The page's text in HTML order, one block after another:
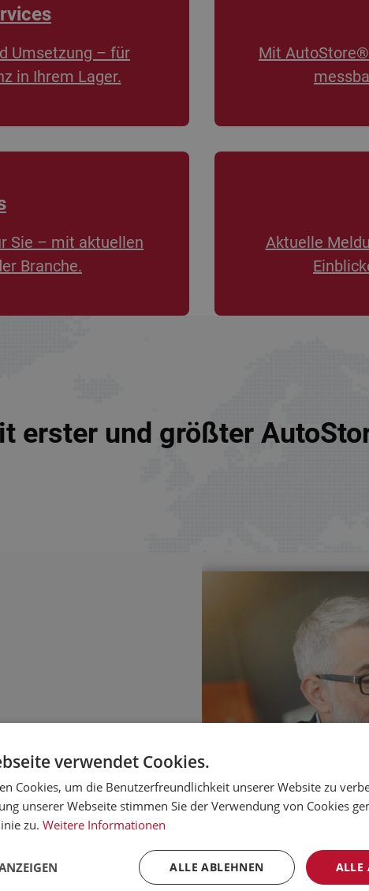
Umsetzung – für
in Ihrem Lager.
Mit
Sie – mit aktuellen
Branche.
Aktuelle
erster und größter
– mit klaren
verwendet Cookies.
Cookies, um die Benutzerfreundlichkeit unserer Website zu
unserer Webseite stimmen Sie der Verwendung von Cookies
zu. Weitere Informationen
ALLE
ALLE ABLEHNEN